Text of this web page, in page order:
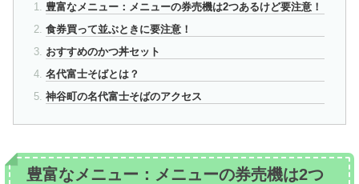
豊富なメニュー：メニューの券売機は2つあるけど要注意！
食券買って並ぶときに要注意！
おすすめのかつ丼セット
名代富士そばとは？
神谷町の名代富士そばのアクセス
豊富なメニュー：メニューの券売機は2つ